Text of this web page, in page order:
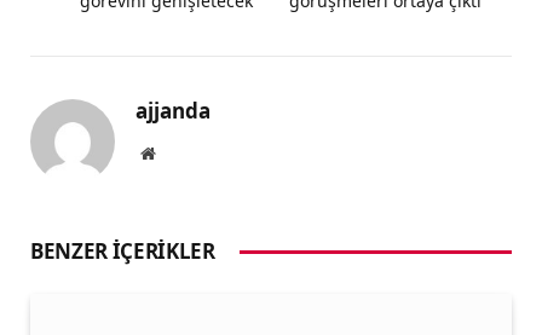
ajjanda
Website
BENZER İÇERIKLER